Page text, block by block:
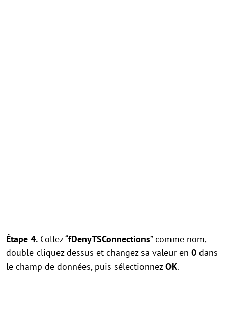
Étape 4. Collez “fDenyTSConnections” comme nom,
double-cliquez dessus et changez sa valeur en 0 dans
le champ de données, puis sélectionnezOK.